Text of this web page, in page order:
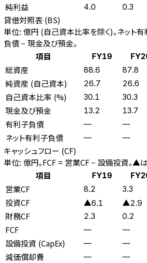
純利益 4.0 0.3
貸借対照表 (BS)
単位: 億円 (自己資本比率を除く)。ネット
負債 − 現金及び預金。
項目
FY19
総資産 88.6 87.8
純資産 (自己資本) 26.7 26.6
自己資本比率 (%) 30.1 30.3
現金及び預金 13.2 13.7
有利子負債 — —
ネット有利子負債 — —
キャッシュフロー (CF)
単位: 億円。FCF = 営業CF − 設備投資。▲は
項目
FY19
営業CF 8.2 3.3
投資CF ▲6.1 ▲2.9
財務CF 2.3 0.2
FCF — —
設備投資 (CapEx) — —
減価償却費 — —